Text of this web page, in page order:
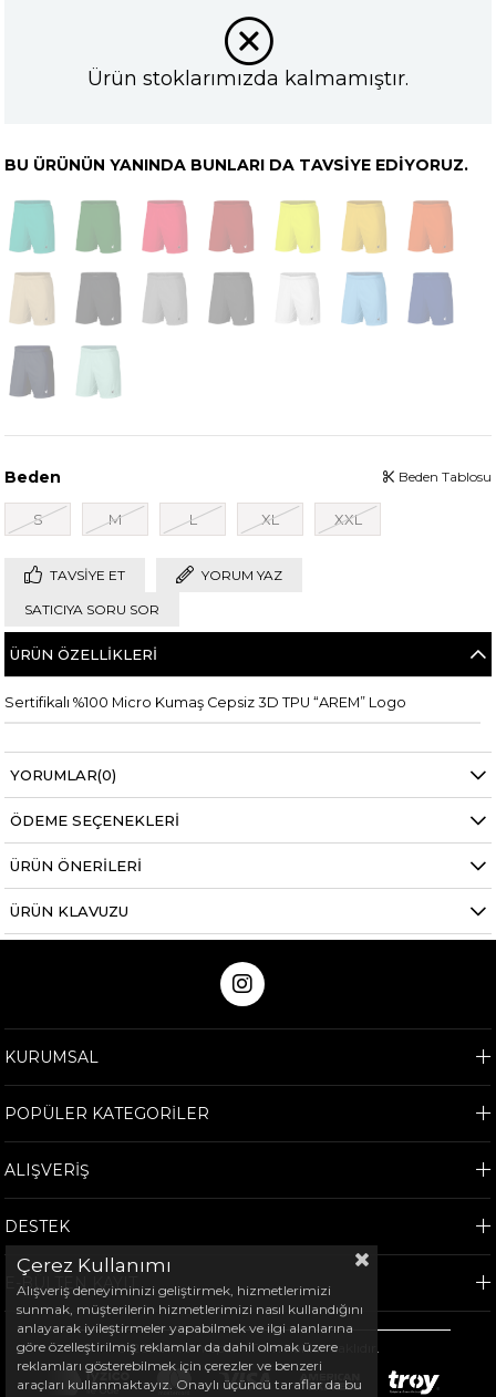
Ürün stoklarımızda kalmamıştır.
BU ÜRÜNÜN YANINDA BUNLARI DA TAVSIYE EDIYORUZ.
Beden
S M L XL XXL
Beden Tablosu
TAVSIYE ET YORUM YAZ
SATICIYA SORU SOR
ÜRÜN ÖZELLIKLERI
Sertifikalı %100 Micro Kumaş Cepsiz 3D TPU “AREM” Logo
YORUMLAR(0)
ÖDEME SEÇENEKLERI
ÜRÜN ÖNERILERI
ÜRÜN KLAVUZU
KURUMSAL
POPÜLER KATEGORİLER
ALIŞVERİŞ
DESTEK
E-BÜLTEN KAYIT
©2026Arem Spor - Tüm hakları saklıdır.
Çerez Kullanımı
Alışveriş deneyiminizi geliştirmek, hizmetlerimizi
sunmak, müşterilerin hizmetlerimizi nasıl kullandığını
anlayarak iyileştirmeler yapabilmek ve ilgi alanlarına
göre özelleştirilmiş reklamlar da dahil olmak üzere
reklamları gösterebilmek için çerezler ve benzeri
araçları kullanmaktayız. Onaylı üçüncü taraflar da bu